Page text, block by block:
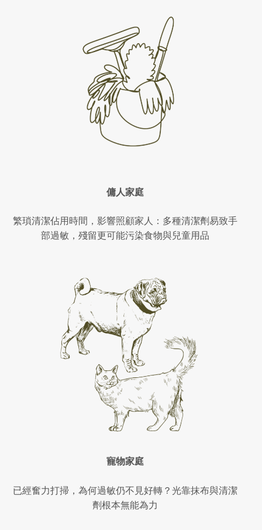
傭人家庭
繁瑣清潔佔用時間，影響照顧家人：多種清潔劑易致手
部過敏，殘留更可能污染食物與兒童用品
寵物家庭
已經奮力打掃，為何過敏仍不見好轉？光靠抹布與清潔
劑根本無能為力